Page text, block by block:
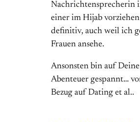
Nachrichtensprecherin
einer im Hijab
definitiv, auch weil ich
Frauen ansehe.
Ansonsten bin auf
Abenteuer gespannt…
Bezug auf Dating et al..